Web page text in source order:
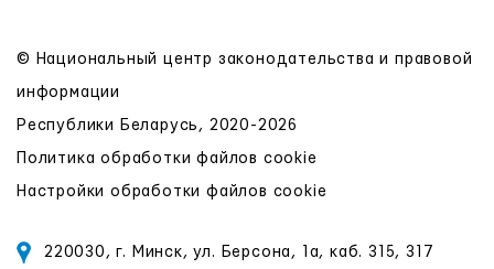
© Национальный центр законодательства и правовой
информации
Республики Беларусь, 2020-2026
Политика обработки файлов cookie
Настройки обработки файлов cookie
220030, г. Минск, ул. Берсона, 1а, каб. 315, 317